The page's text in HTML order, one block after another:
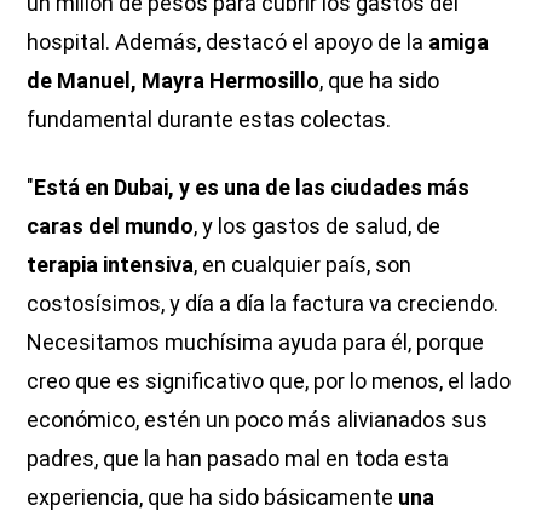
hospital. Además, destacó el apoyo de la amiga
de Manuel, Mayra Hermosillo, que ha sido
fundamental durante estas colectas.
"Está en Dubai, y es una de las ciudades más
caras del mundo, y los gastos de salud, de
terapia intensiva, en cualquier país, son
costosísimos, y día a día la factura va creciendo.
Necesitamos muchísima ayuda para él, porque
creo que es significativo que, por lo menos, el lado
económico, estén un poco más alivianados sus
padres, que la han pasado mal en toda esta
experiencia, que ha sido básicamente una